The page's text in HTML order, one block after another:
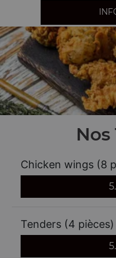
Nos
Chicken wings (8
Tenders (4 pièces)